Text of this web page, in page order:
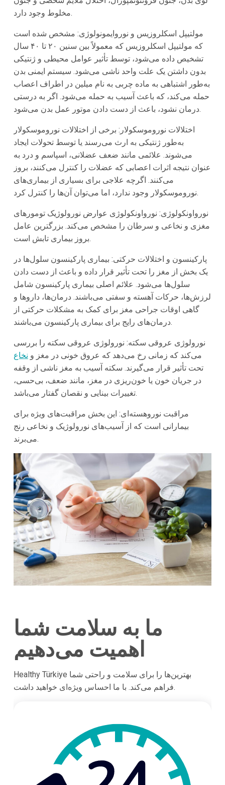
مخلوط وجود دارد.
مولتیپل اسکلروزیس و نوروایمونولوژی: مشخص شده است
که مولتیپل اسکلروزیس که معمولاً بین سنین ۲۰ تا ۴۰ سال
تشخیص داده می‌شود، توسط تأثیر عوامل محیطی و ژنتیکی
بدون داشتن یک علت واحد ناشی می‌شود. سیستم ایمنی بدن
به‌طور اشتباهی به ماده چربی به نام میلین در اطراف اعصاب
حمله می‌کند، که باعث آسیب به حمله می‌شود. اگر به درستی
درمان نشود، باعث از دست دادن موتور عمل بدن می‌شود.
اختلالات نوروموسکولار: برخی از اختلالات نوروموسکولار
به‌طور ژنتیکی به ارث می‌رسند یا توسط تحولات ایجاد
می‌شوند. علائمی مانند ضعف عضلانی، اسپاسم و درد به
عنوان نتیجه اثرات اعصابی که عضلات را کنترل می‌کنند، بروز
می‌کنند. اگرچه علاجی برای بسیاری از بیماری‌های
نوروموسکولار وجود ندارد، اما می‌توان آن‌ها را کنترل کرد.
نورواونکولوژی: نورواونکولوژی عوارض نورولوژیک تومورهای
مغزی و نخاعی و سرطان را مشخص می‌کند. بزرگترین عامل
بروز بیماری تابش است.
پارکینسون و اختلالات حرکتی: بیماری پارکینسون سلول‌ها در
یک بخش از مغز را تحت تأثیر قرار داده و باعث از دست دادن
سلول‌ها می‌شود. علائم اصلی بیماری پارکینسون شامل
لرزش‌ها، حرکات آهسته و سفتی می‌باشند. درمان‌ها، داروها و
گاهی اوقات جراحی مغز برای کمک به مشکلات حرکتی از
درمان‌های رایج برای بیماری پارکینسون می‌باشند.
نورولوژی عروقی سکته: نورولوژی عروقی سکته را بررسی
می‌کند که زمانی رخ می‌دهد که عروق خونی در مغز و نخاع
تحت تأثیر قرار می‌گیرند. سکته آسیب به مغز ناشی از وقفه
در جریان خون یا خون‌ریزی در مغز، مانند ضعف، بی‌حسی،
تغییرات بینایی و نقصان گفتار می‌باشد.
مراقبت نوروهسته‌ای: این بخش مراقبت‌های ویژه برای
بیمارانی است که از آسیب‌های نورولوژیک و نخاعی رنج
می‌برند.
ما به سلامت شما
اهمیت می‌دهیم
Healthy Türkiye بهترین‌ها را برای سلامت و راحتی شما
فراهم می‌کند. با ما احساس ویژه‌ای خواهید داشت.